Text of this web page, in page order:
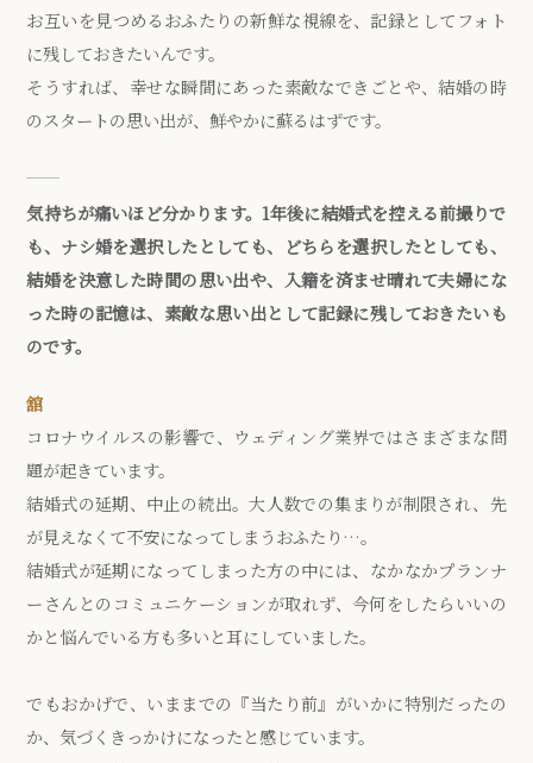
お互いを見つめるおふたりの新鮮な視線を、記録としてフォト
に残しておきたいんです。
そうすれば、幸せな瞬間にあった素敵なできごとや、結婚の時
のスタートの思い出が、鮮やかに蘇るはずです。
気持ちが痛いほど分かります。1年後に結婚式を控える前撮りで
も、ナシ婚を選択したとしても、どちらを選択したとしても、
結婚を決意した時間の思い出や、入籍を済ませ晴れて夫婦にな
った時の記憶は、素敵な思い出として記録に残しておきたいも
のです。
舘
コロナウイルスの影響で、ウェディング業界ではさまざまな問
題が起きています。
結婚式の延期、中止の続出。大人数での集まりが制限され、先
が見えなくて不安になってしまうおふたり…。
結婚式が延期になってしまった方の中には、なかなかプランナ
ーさんとのコミュニケーションが取れず、今何をしたらいいの
かと悩んでいる方も多いと耳にしていました。
でもおかげで、いままでの『当たり前』がいかに特別だったの
か、気づくきっかけになったと感じています。